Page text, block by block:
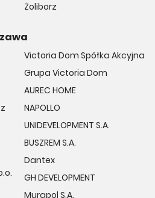
Żoliborz
Victoria Dom Spółka Akcyjna
Grupa Victoria Dom
AUREC HOME
NAPOLLO
UNIDEVELOPMENT S.A.
BUSZREM S.A.
Dantex
GH DEVELOPMENT
Murapol S.A.